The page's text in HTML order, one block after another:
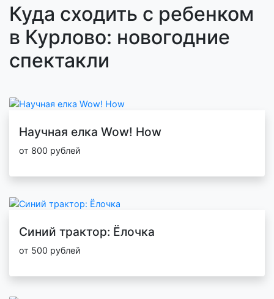
Куда сходить с ребенком
в Курлово: новогодние
спектакли
Научная елка Wow! How
от 800 рублей
Синий трактор: Ёлочка
от 500 рублей